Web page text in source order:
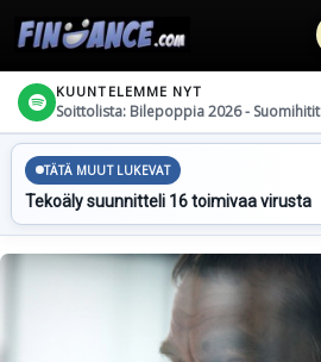
KUUNTELEMME NYT
Soittolista: Bilepoppia 2026 - Suomihitit
TÄTÄ MUUT LUKEVAT
Tekoäly suunnitteli 16 toimivaa virusta